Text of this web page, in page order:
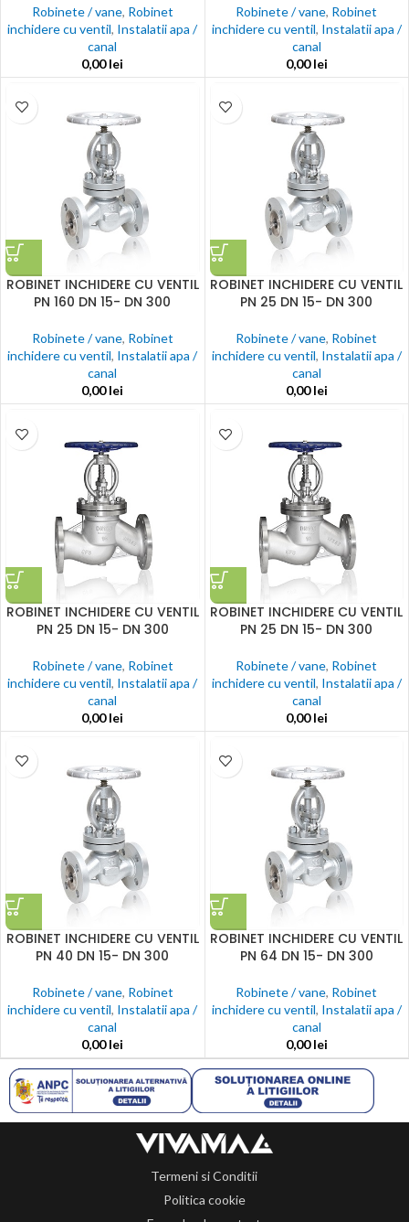
Robinete / vane, Robinet
inchidere cu ventil, Instalatii apa /
canal
0,00lei
Robinete / vane, Robinet
inchidere cu ventil, Instalatii apa /
canal
0,00lei
ROBINET INCHIDERE CU VENTIL
PN 160 DN 15- DN 300
Robinete / vane, Robinet
inchidere cu ventil, Instalatii apa /
canal
0,00lei
ROBINET INCHIDERE CU VENTIL
PN 25 DN 15- DN 300
Robinete / vane, Robinet
inchidere cu ventil, Instalatii apa /
canal
0,00lei
ROBINET INCHIDERE CU VENTIL
PN 25 DN 15- DN 300
Robinete / vane, Robinet
inchidere cu ventil, Instalatii apa /
canal
0,00lei
ROBINET INCHIDERE CU VENTIL
PN 25 DN 15- DN 300
Robinete / vane, Robinet
inchidere cu ventil, Instalatii apa /
canal
0,00lei
ROBINET INCHIDERE CU VENTIL
PN 40 DN 15- DN 300
Robinete / vane, Robinet
inchidere cu ventil, Instalatii apa /
canal
0,00lei
ROBINET INCHIDERE CU VENTIL
PN 64 DN 15- DN 300
Robinete / vane, Robinet
inchidere cu ventil, Instalatii apa /
canal
0,00lei
Termeni si Conditii
Politica cookie